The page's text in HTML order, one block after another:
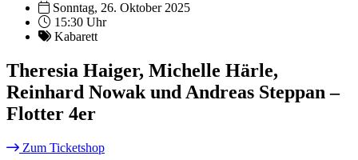
Sonntag, 26. Oktober 2025
15:30 Uhr
Kabarett
Theresia Haiger, Michelle Härle,
Reinhard Nowak und Andreas Steppan –
Flotter 4er
Zum Ticketshop